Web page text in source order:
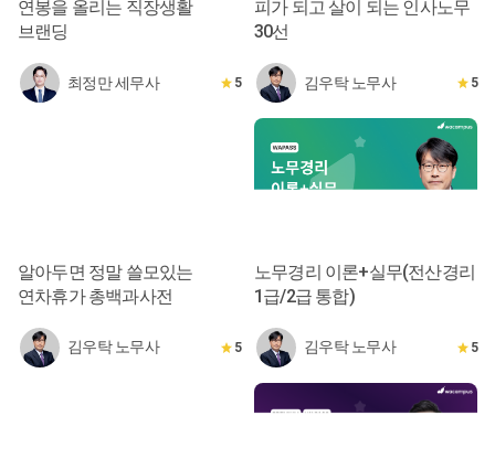
연봉을 올리는 직장생활
브랜딩
최정만 세무사 5
피가 되고 살이 되는 인사노무
30선
김우탁 노무사 5
알아두면 정말 쓸모있는
연차휴가 총백과사전
김우탁 노무사 5
노무경리 이론+실무(전산경리
1급/2급 통합)
김우탁 노무사 5